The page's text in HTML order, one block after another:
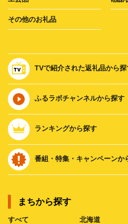
その他のお礼品
TVで紹介された返礼品から探
ふるラボチャンネルから探す
ランキングから探す
番組・特集・キャンペーンか
まちから探す
すべて 北海道